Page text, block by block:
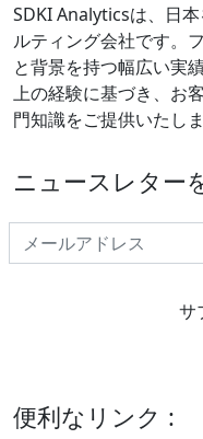
SDKI Analyticsは、日
ルティング会社です。
と背景を持つ幅広い実
上の経験に基づき、お
門知識をご提供いたしま
ニュースレター
サ
便利なリンク :